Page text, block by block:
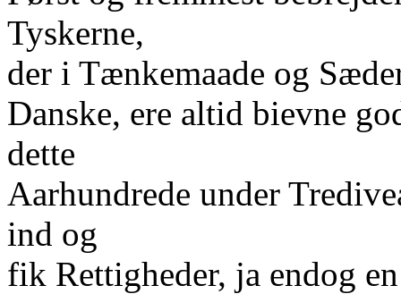
Tyskerne,
der i Tænkemaade og
Danske, ere altid bievne
dette
Aarhundrede under
ind og
fik Rettigheder, ja endog